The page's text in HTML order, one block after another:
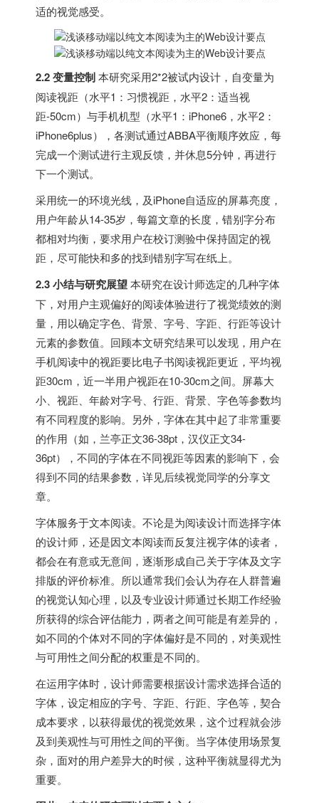
适的视觉感受。
2.2 变量控制本研究采用2*2被试内设计，自变量为
阅读视距（水平1：习惯视距，水平2：适当视
距-50cm）与手机机型（水平1：iPhone6，水平2：
iPhone6plus），各测试通过ABBA平衡顺序效应，每
完成一个测试进行主观反馈，并休息5分钟，再进行
下一个测试。
采用统一的环境光线，及iPhone自适应的屏幕亮度，
用户年龄从14-35岁，每篇文章的长度，错别字分布
都相对均衡，要求用户在校订测验中保持固定的视
距，尽可能快和多的找到错别字写在纸上。
2.3 小结与研究展望本研究在设计师选定的几种字体
下，对用户主观偏好的阅读体验进行了视觉绩效的测
量，用以确定字色、背景、字号、字距、行距等设计
元素的参数值。回顾本文研究结果可以发现，用户在
手机阅读中的视距要比电子书阅读视距更近，平均视
距30cm，近一半用户视距在10-30cm之间。屏幕大
小、视距、年龄对字号、行距、背景、字色等参数均
有不同程度的影响。另外，字体在其中起了非常重要
的作用（如，兰亭正文36-38pt，汉仪正文34-
36pt），不同的字体在不同视距等因素的影响下，会
得到不同的结果参数，详见后续视觉同学的分享文
章。
字体服务于文本阅读。不论是为阅读设计而选择字体
的设计师，还是因文本阅读而反复注视字体的读者，
都会在有意或无意间，逐渐形成自己关于字体及文字
排版的评价标准。所以通常我们会认为存在人群普遍
的视觉认知心理，以及专业设计师通过长期工作经验
所获得的综合评估能力，两者之间可能是有差异的，
如不同的个体对不同的字体偏好是不同的，对美观性
与可用性之间分配的权重是不同的。
在运用字体时，设计师需要根据设计需求选择合适的
字体，设定相应的字号、字距、行距、字色等，契合
成本要求，以获得最优的视觉效果，这个过程就会涉
及到美观性与可用性之间的平衡。当字体使用场景复
杂，面对的用户差异大的时候，这种平衡就显得尤为
重要。